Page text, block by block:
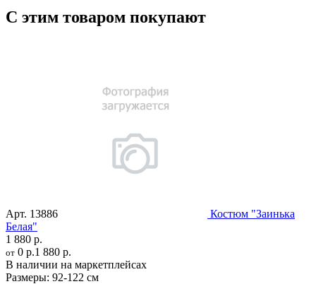
С этим товаром покупают
Арт. 13886
Костюм "Заинька
Белая"
1 880 р.
от 0 р.1 880 р.
В наличии на маркетплейсах
Размеры: 92-122 см